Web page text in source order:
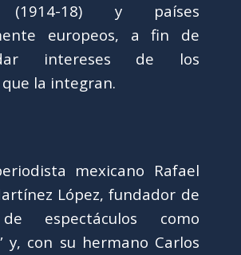
(1914-18) y países
europeos, a fin de
intereses de los
la integran.
mexicano Rafael
López, fundador de
espectáculos como
y, con su hermano Carlos